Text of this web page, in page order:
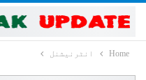
Home انٹرنیشنل